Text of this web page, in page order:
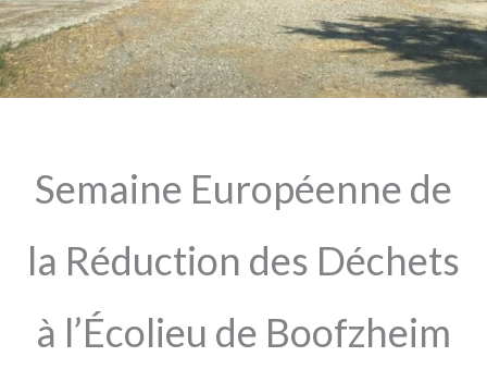
Semaine Européenne de
la Réduction des Déchets
à l’Écolieu de Boofzheim